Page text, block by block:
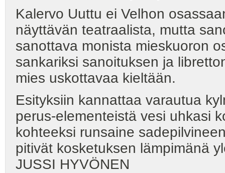
Kalervo Uuttu ei Velhon
näyttävän teatraalista, mutta
sanottava monista mieskuoron
sankariksi sanoituksen ja
mies uskottavaa kieltään.
Esityksiin kannattaa varautua
perus-elementeistä vesi uhkasi
kohteeksi runsaine
pitivät kosketuksen lämpimänä
JUSSI HYVÖNEN